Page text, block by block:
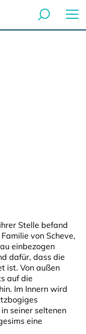
Stelle befand
von Scheve,
einbezogen
dafür, dass die
ist. Von außen
auf die
Im Innern wird
seiner seltenen
eine